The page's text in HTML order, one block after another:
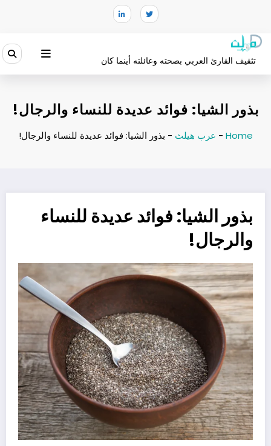
تثقيف القارئ العربي بصحته وعائلته أينما كان
بذور الشيا: فوائد عديدة للنساء والرجال!
Home
- عرب هيلث - بذور الشيا: فوائد عديدة للنساء والرجال!
بذور الشيا: فوائد عديدة للنساء
والرجال!